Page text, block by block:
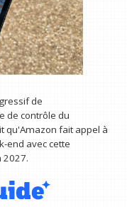
de
de contrôle du
qu'Amazon fait appel à
end avec cette
2027.